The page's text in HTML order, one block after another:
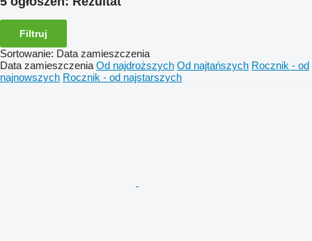
Filtruj
Sortowanie: Data zamieszczenia
Data zamieszczenia Od najdroższych Od najtańszych Rocznik - od
najnowszych Rocznik - od najstarszych